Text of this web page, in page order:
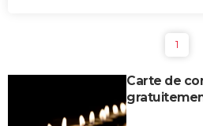
1
Carte de